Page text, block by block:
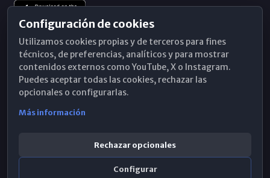
Configuración de cookies
Utilizamos cookies propias y de terceros para fines
técnicos, de preferencias, analíticos y para mostrar
contenidos externos como YouTube, X o Instagram.
Puedes aceptar todas las cookies, rechazar las
opcionales o configurarlas.
Más información
Rechazar opcionales
Configurar